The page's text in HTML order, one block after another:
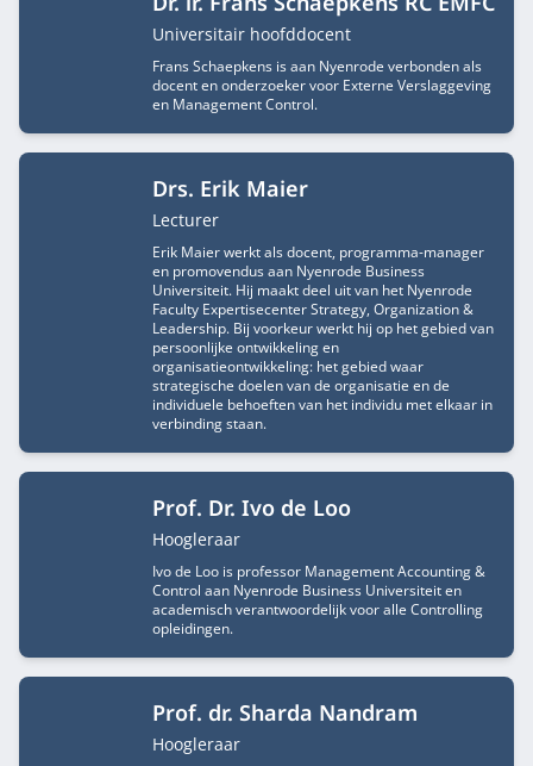
Functietitel
Universitair hoofddocent
Frans Schaepkens is aan Nyenrode verbonden als
docent en onderzoeker voor Externe Verslaggeving
en Management Control.
Drs. Erik Maier
Functietitel
Lecturer
Erik Maier werkt als docent, programma-manager
en promovendus aan Nyenrode Business
Universiteit. Hij maakt deel uit van het Nyenrode
Faculty Expertisecenter Strategy, Organization &
Leadership. Bij voorkeur werkt hij op het gebied van
persoonlijke ontwikkeling en
organisatieontwikkeling: het gebied waar
strategische doelen van de organisatie en de
individuele behoeften van het individu met elkaar in
verbinding staan.
Prof. Dr. Ivo de Loo
Functietitel
Hoogleraar
Ivo de Loo is professor Management Accounting &
Control aan Nyenrode Business Universiteit en
academisch verantwoordelijk voor alle Controlling
opleidingen.
Prof. dr. Sharda Nandram
Functietitel
Hoogleraar